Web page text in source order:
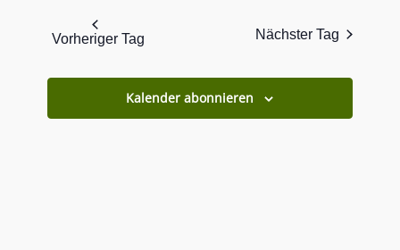
Vorheriger Tag Nächster Tag
Kalender abonnieren